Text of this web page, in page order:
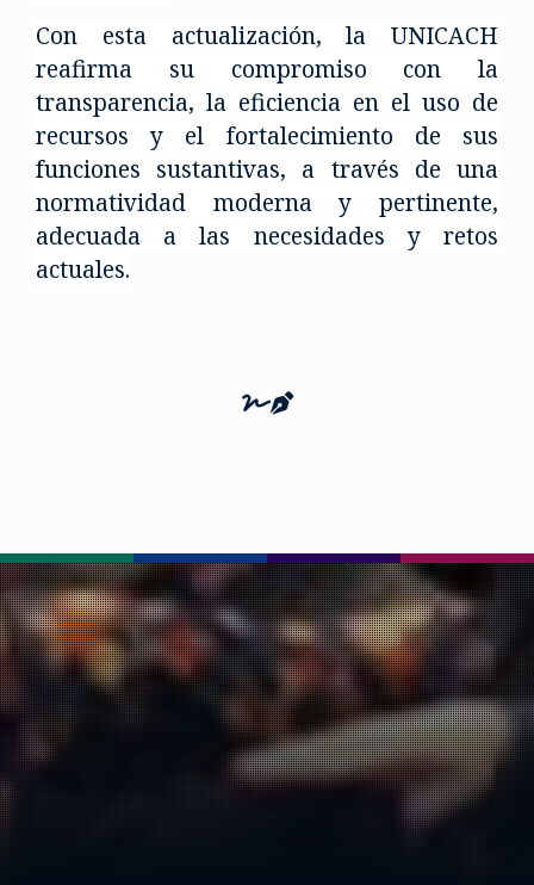
Con esta actualización, la UNICACH
reafirma su compromiso con la
transparencia, la eficiencia en el uso de
recursos y el fortalecimiento de sus
funciones sustantivas, a través de una
normatividad moderna y pertinente,
adecuada a las necesidades y retos
actuales.